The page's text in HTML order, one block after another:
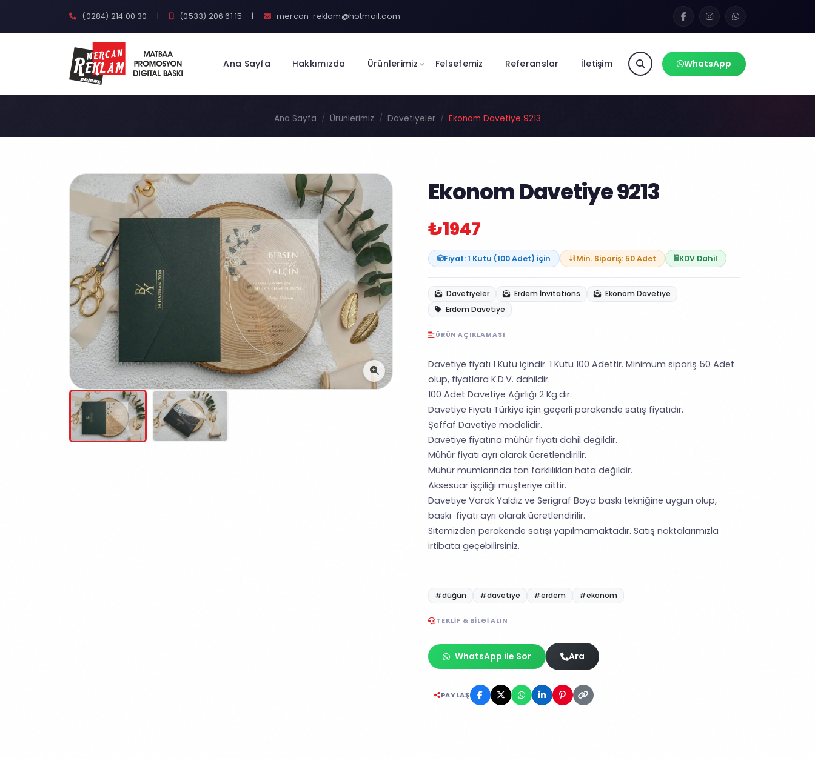
(0284) 214 00 30 | (0533) 206 61 15 | mercan-reklam@hotmail.com
Ana Sayfa Hakkımızda Ürünlerimiz Felsefemiz Referanslar İletişim WhatsApp
Ana Sayfa Ürünlerimiz Davetiyeler Ekonom Davetiye 9213
Ekonom Davetiye 9213
₺1947
Fiyat: 1 Kutu (100 Adet) için Min. Sipariş: 50 Adet KDV Dahil
Davetiyeler Erdem İnvitations
Ekonom Davetiye
Erdem Davetiye
ÜRÜN AÇIKLAMASI
Davetiye fiyatı 1 Kutu içindir. 1 Kutu 100 Adettir. Minimum sipariş 50 Adet
olup, fiyatlara K.D.V. dahildir.
100 Adet Davetiye Ağırlığı 2 Kg.dır.
Davetiye Fiyatı Türkiye için geçerli parakende satış fiyatıdır.
Şeffaf Davetiye modelidir.
Davetiye fiyatına mühür fiyatı dahil değildir.
Mühür fiyatı ayrı olarak ücretlendirilir.
Mühür mumlarında ton farklılıkları hata değildir.
Aksesuar işçiliği müşteriye aittir.
Davetiye Varak Yaldız ve Serigraf Boya baskı tekniğine uygun olup,
baskı fiyatı ayrı olarak ücretlendirilir.
Sitemizden perakende satışı yapılmamaktadır. Satış noktalarımızla
irtibata geçebilirsiniz.
#düğün #davetiye #erdem #ekonom
TEKLIF & BILGI ALIN
WhatsApp ile Sor Ara
PAYLAŞ